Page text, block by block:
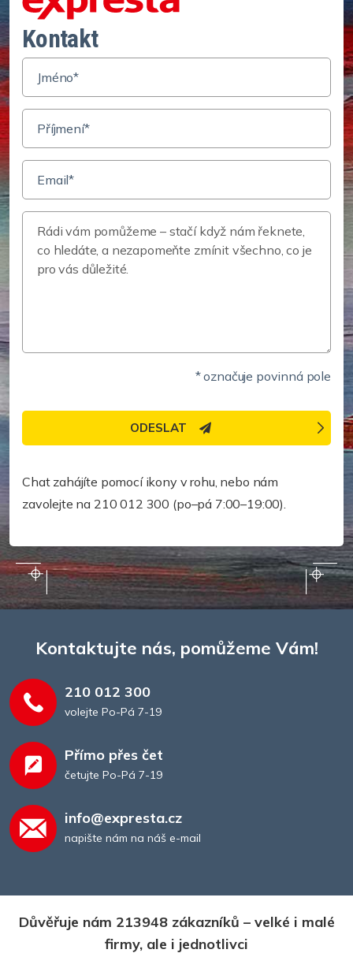
Kontakt
* označuje povinná pole
Chat zahájíte pomocí ikony v rohu, nebo nám
zavolejte na 210 012 300 (po–pá 7:00–19:00).
ODESLAT
Kontaktujte nás, pomůžeme Vám!
210 012 300
volejte Po-Pá 7-19
Přímo přes čet
četujte Po-Pá 7-19
info@expresta.cz
napište nám na náš e-mail
Důvěřuje nám 213948 zákazníků – velké i malé
firmy, ale i jednotlivci